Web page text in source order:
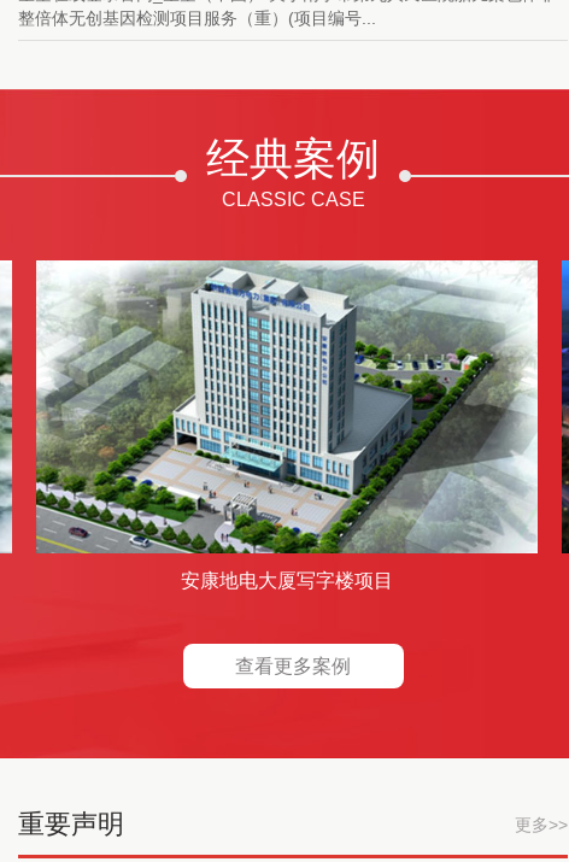
整倍体无创基因检测项目服务（重）(项目编号...
经典案例
CLASSIC CASE
安康地电大厦写字楼项目
查看更多案例
重要声明 更多>>